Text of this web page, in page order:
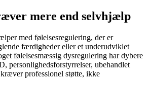
mere end selvhjælp
med følelsesregulering, der er
færdigheder eller et underudviklet
følelsesmæssig dysregulering har dybere
personlighedsforstyrrelser, ubehandlet
professionel støtte, ikke